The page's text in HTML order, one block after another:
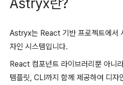
Astryx는 React 기반 프로젝트에서
자인 시스템입니다.
React 컴포넌트 라이브러리뿐 아니
템플릿, CLI까지 함께 제공하여 디자